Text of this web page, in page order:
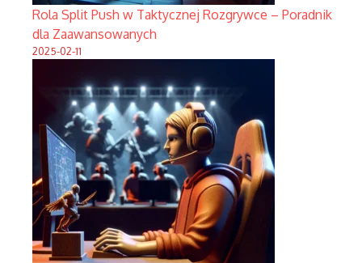
Rola Split Push w Taktycznej Rozgrywce – Poradnik
dla Zaawansowanych
2025-02-11